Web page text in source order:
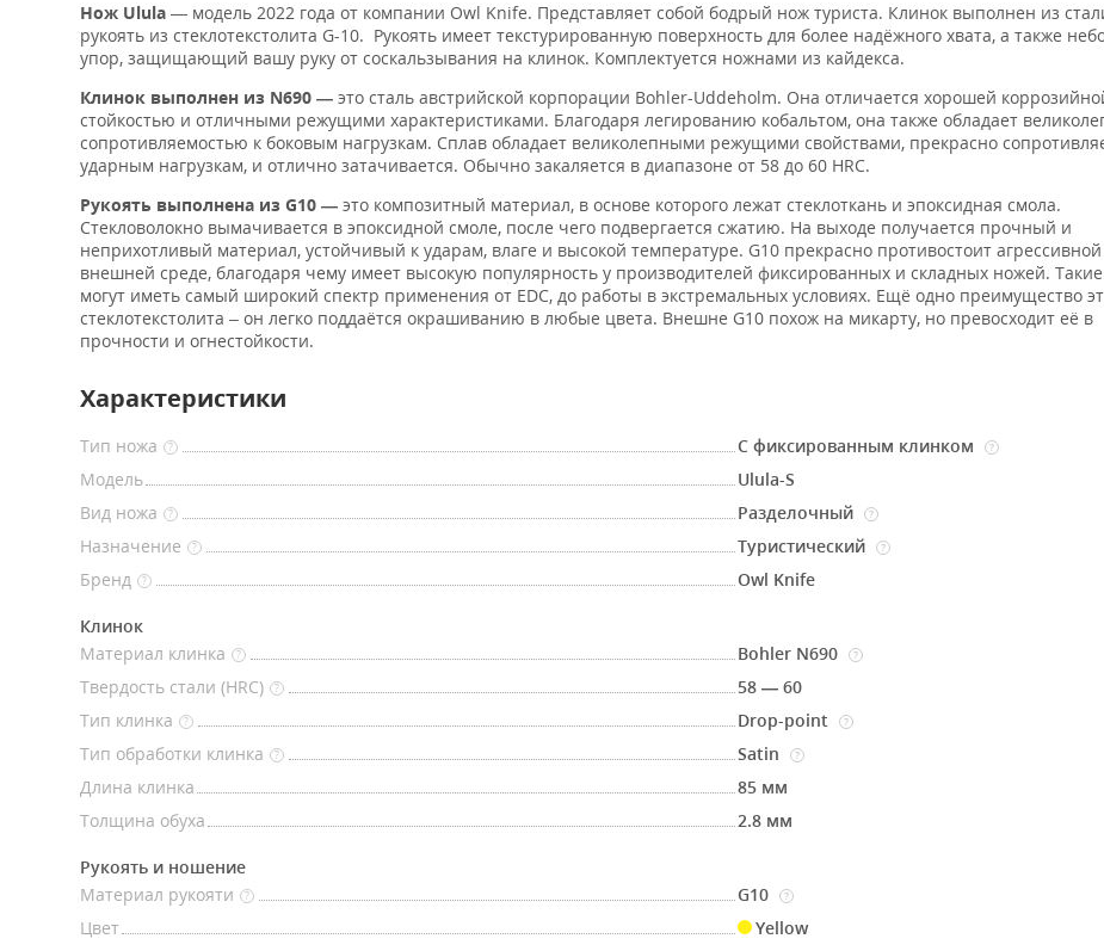
Нож Ulula — модель 2022 года от компании Owl Knife. Представляет собой бодрый нож туриста. Клинок выполнен из
рукоять из стеклотекстолита G-10. Рукоять имеет текстурированную поверхность для более надёжного хвата, а также
упор, защищающий вашу руку от соскальзывания на клинок. Комплектуется ножнами из кайдекса.
Клинок выполнен из N690 — это сталь австрийской корпорации Bohler-Uddeholm. Она отличается хорошей
стойкостью и отличными режущими характеристиками. Благодаря легированию кобальтом, она также обладает
сопротивляемостью к боковым нагрузкам. Сплав обладает великолепными режущими свойствами, прекрасно
ударным нагрузкам, и отлично затачивается. Обычно закаляется в диапазоне от 58 до 60 HRC.
Рукоять выполнена из G10 — это композитный материал, в основе которого лежат стеклоткань и эпоксидная смола.
Стекловолокно вымачивается в эпоксидной смоле, после чего подвергается сжатию. На выходе получается прочный и
неприхотливый материал, устойчивый к ударам, влаге и высокой температуре. G10 прекрасно противостоит агрессивной
внешней среде, благодаря чему имеет высокую популярность у производителей фиксированных и складных ножей.
могут иметь самый широкий спектр применения от EDC, до работы в экстремальных условиях. Ещё одно преимущество
стеклотекстолита – он легко поддаётся окрашиванию в любые цвета. Внешне G10 похож на микарту, но превосходит её в
прочности и огнестойкости.
Характеристики
Тип ножа ? С фиксированным клинком ?
Модель
Ulula-S
Вид ножа
? Разделочный ?
Назначение ? Туристический ?
Бренд ? Owl Knife
Клинок
Материал клинка
? Bohler N690 ?
Твердость стали (HRC) ?
58 — 60
Тип клинка
? Drop-point ?
Тип обработки клинка ? Satin ?
Длина клинка
85 мм
Толщина обуха
2.8 мм
Рукоять и ношение
Материал рукояти
? G10 ?
Цвет Yellow